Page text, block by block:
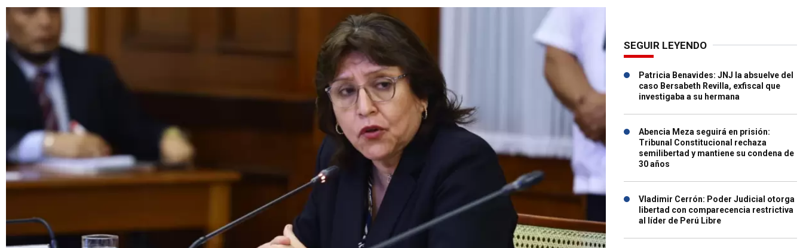
SEGUIR LEYENDO
Patricia Benavides: JNJ la absuelve del
caso Bersabeth Revilla, exfiscal que
investigaba a su hermana
Abencia Meza seguirá en prisión:
Tribunal Constitucional rechaza
semilibertad y mantiene su condena de
30 años
Vladimir Cerrón: Poder Judicial otorga
libertad con comparecencia restrictiva
al líder de Perú Libre